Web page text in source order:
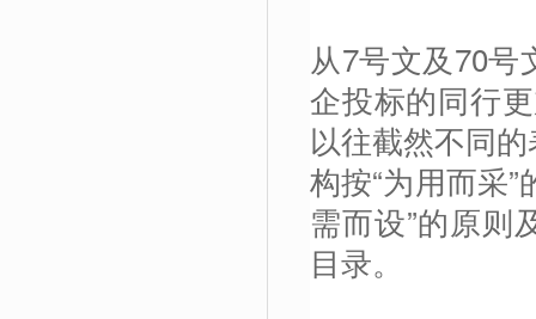
从7号文及70
企投标的同行
以往截然不同
构按“为用而采
需而设”的原则
目录。